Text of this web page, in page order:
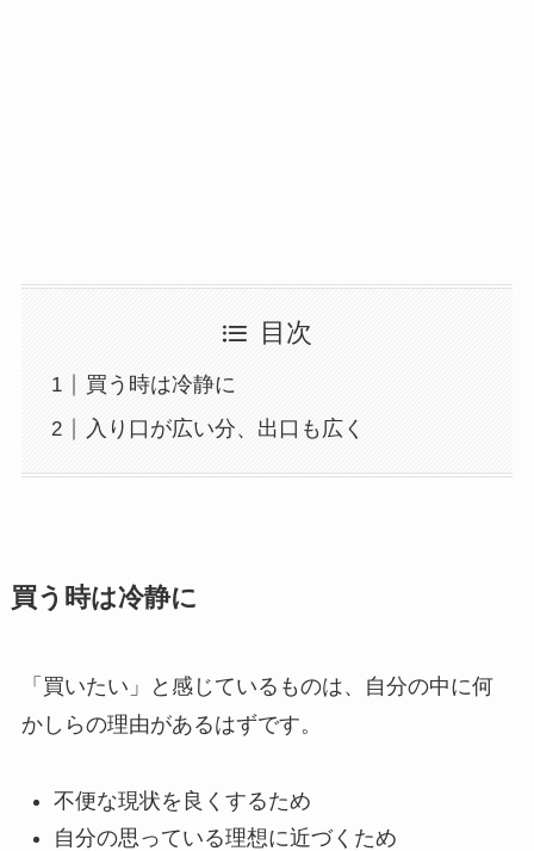
目次
買う時は冷静に
入り口が広い分、出口も広く
買う時は冷静に
「買いたい」と感じているものは、自分の中に何
かしらの理由があるはずです。
不便な現状を良くするため
自分の思っている理想に近づくため